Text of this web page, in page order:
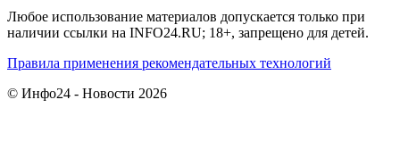
Любое использование материалов допускается только при
наличии ссылки на INFO24.RU; 18+, запрещено для детей.
Правила применения рекомендательных технологий
© Инфо24 - Новости 2026